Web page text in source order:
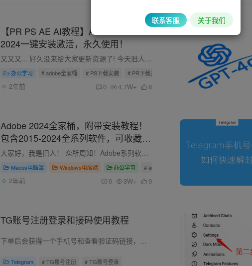
【PR PS AE AI教程】Adobe2015-
2024一键安装激活，永久使用！
又又又... 好久没来给大家更新资源了! 今天旧人就来给大家更新下 PS2024 的下载安装，包括Adobe全家桶2015-2024的其它软件安装，这里也都有。 Adobe Photoshop 2024 是Adobe公司发布的旗舰级图...
办公学习 # adobe全家桶 # PS下载安装 # PR下载安装
2年前 0 4.7W+ 8
Adobe 2024全家桶，附带安装教程！
包含2015-2024全系列软件，可收藏备
用！
大家好，我是旧人！ 众所周知！Adobe系列软件每年都会有一次大版本升级。 是不是感觉上一个版本还没玩明白，下一个版本又双叒叕来了。 由于很多朋友在找相关的软件的时候，找不到，或者找到了也...
Macos电脑端 Windows电脑端 办公学习 # adobe全家桶
2年前 0 3W+ 9
TG账号注册登录和接码使用教程
下单后会获得一个手机号和查看验证码链接，或者是手机号和密钥Token，因为都是手工发货，具体可以咨询客服。 一.手机号和链接 二.手机号和密钥Token 打开查看验证码的链接后： 亦或者是下面这样...
Telegram # TG账号注册 # TG账号登录
联系客服 关于我们